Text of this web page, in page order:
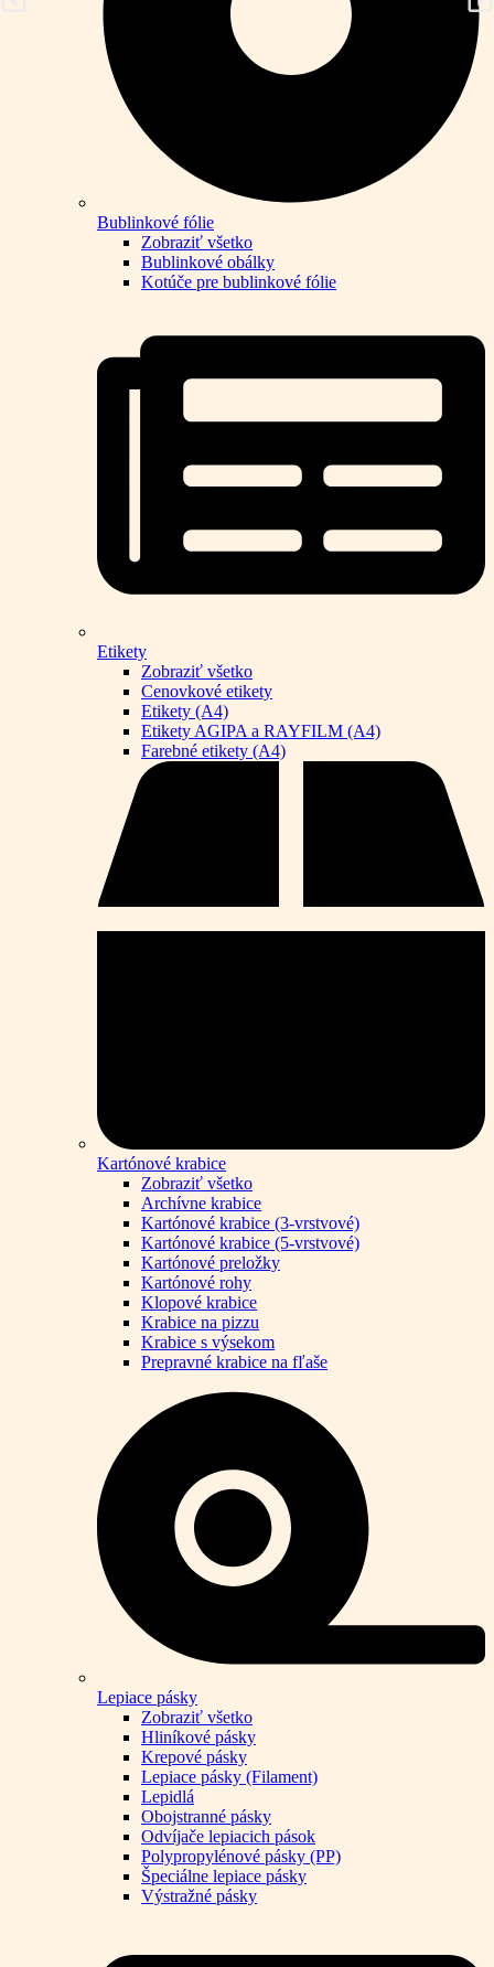
Bublinkové fólie
Zobraziť všetko
Bublinkové obálky
Kotúče pre bublinkové fólie
Etikety
Zobraziť všetko
Cenovkové etikety
Etikety (A4)
Etikety AGIPA a RAYFILM (A4)
Farebné etikety (A4)
Kartónové krabice
Zobraziť všetko
Archívne krabice
Kartónové krabice (3-vrstvové)
Kartónové krabice (5-vrstvové)
Kartónové preložky
Kartónové rohy
Klopové krabice
Krabice na pizzu
Krabice s výsekom
Prepravné krabice na fľaše
Lepiace pásky
Zobraziť všetko
Hliníkové pásky
Krepové pásky
Lepiace pásky (Filament)
Lepidlá
Obojstranné pásky
Odvíjače lepiacich pások
Polypropylénové pásky (PP)
Špeciálne lepiace pásky
Výstražné pásky